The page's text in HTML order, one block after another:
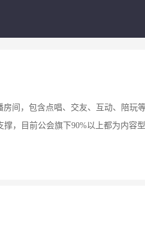
间，包含点唱、交友、互动、陪玩
，目前公会旗下90%以上都为内容